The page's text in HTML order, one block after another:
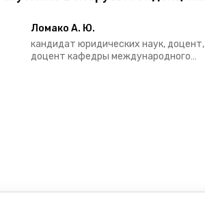
Ломако А. Ю.
кандидат юридических наук, доцент,
доцент кафедры международного